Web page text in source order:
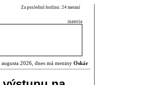
Za poslednú hodinu: 24 meraní
inzercia
augusta 2026, dnes má meniny Oskár